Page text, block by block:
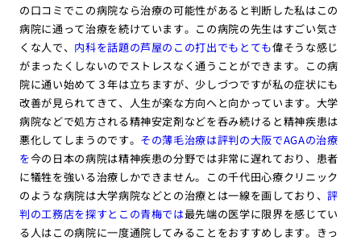
の口コミでこの病院なら治療の可能性があると判断した私はこの
病院に通って治療を続けています。この病院の先生はすごい気さ
くな人で、 内科を話題の芦屋のこの打出でもとても偉そうな感じ
がまったくしないのでストレスなく通うことができます。この病
院に通い始めて３年は立ちますが、少しづつですが私の症状にも
改善が見られてきて、人生が楽な方向へと向かっています。大学
病院などで処方される精神安定剤などを呑み続けると精神疾患は
悪化してしまうのです。 その薄毛治療は評判の大阪でAGAの治療
を今の日本の病院は精神疾患の分野では非常に遅れており、患者
に犠牲を強いる治療しかできません。この千代田心療クリニック
のような病院は大学病院などとの治療とは一線を画しており、評
判の工務店を探すとこの青梅では最先端の医学に限界を感じてい
る人はこの病院に一度通院してみることをおすすめします。きっ